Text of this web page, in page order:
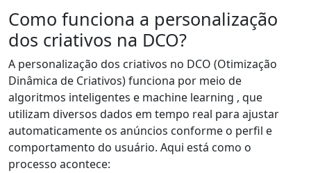
Como funciona a personalização
dos criativos na DCO?
A personalização dos criativos no DCO (Otimização
Dinâmica de Criativos) funciona por meio de
algoritmos inteligentes e machine learning , que
utilizam diversos dados em tempo real para ajustar
automaticamente os anúncios conforme o perfil e
comportamento do usuário. Aqui está como o
processo acontece: